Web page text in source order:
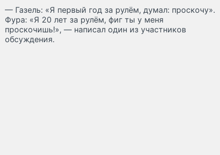
— Газель: «Я первый год за рулём, думал: проскочу».
Фура: «Я 20 лет за рулём, фиг ты у меня
проскочишь!», — написал один из участников
обсуждения.